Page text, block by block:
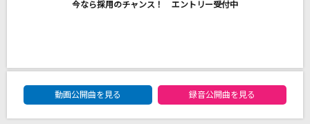
[生音]花に亡霊
今なら採用のチャンス！ エントリー受付中
DAM★ともボーカルエントリーランキング
動画公開曲を見る
録音公開曲を見る